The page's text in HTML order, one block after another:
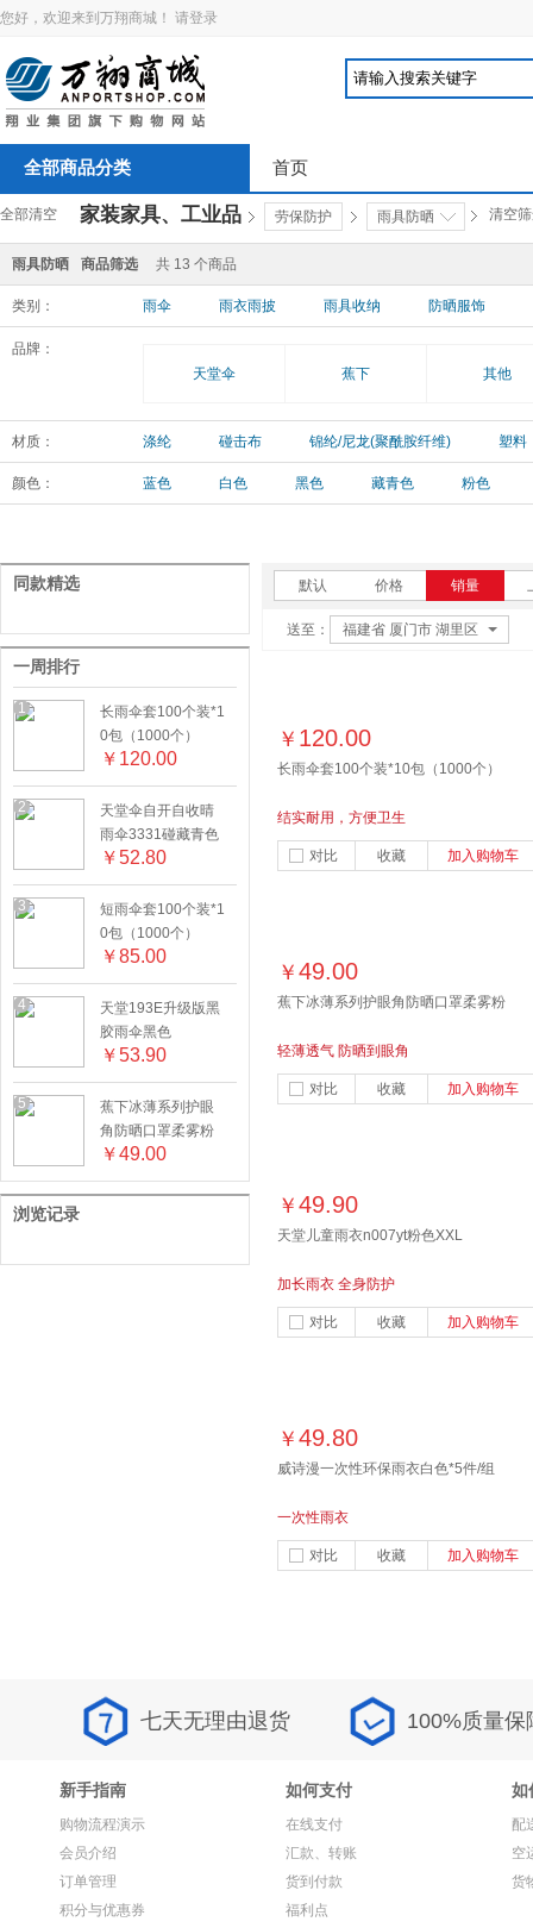
您好，欢迎来到万翔商城！ 请登录
全部商品分类 首页
全部清空 家装家具、工业品 劳保防护 雨具防晒 清空
雨具防晒 商品筛选 共 13 个商品
类别： 雨伞 雨衣雨披 雨具收纳 防晒服饰
品牌：
天堂伞
蕉下 其他
材质： 涤纶 碰击布 锦纶/尼龙(聚酰胺纤维) 塑料
颜色： 蓝色 白色 黑色 藏青色 粉色
同款精选
一周排行
1
长雨伞套100个装*1
0包（1000个）
￥ 120.00
2
天堂伞自开自收晴
雨伞3331碰藏青色
￥52.80
3
短雨伞套100个装*1
0包（1000个）
￥85.00
4
天堂193E升级版黑
胶雨伞黑色
￥53.90
5
蕉下冰薄系列护眼
角防晒口罩柔雾粉
￥49.00
浏览记录
默认 价格 销量
送至： 福建省 厦门市 湖里区
￥ 120.00
长雨伞套100个装*10包（1000个）
结实耐用，方便卫生
对比 收藏 加入购物车
￥ 49.00
蕉下冰薄系列护眼角防晒口罩柔雾粉
轻薄透气 防晒到眼角
对比 收藏 加入购物车
￥ 49.90
天堂儿童雨衣n007yt粉色XXL
加长雨衣 全身防护
对比 收藏 加入购物车
￥ 49.80
威诗漫一次性环保雨衣白色*5件/组
一次性雨衣
对比 收藏 加入购物车
七天无理由退货 100%质量保
新手指南
购物流程演示
会员介绍
订单管理
积分与优惠券
如何支付
在线支付
汇款、转账
货到付款
福利点
如
配
空
货